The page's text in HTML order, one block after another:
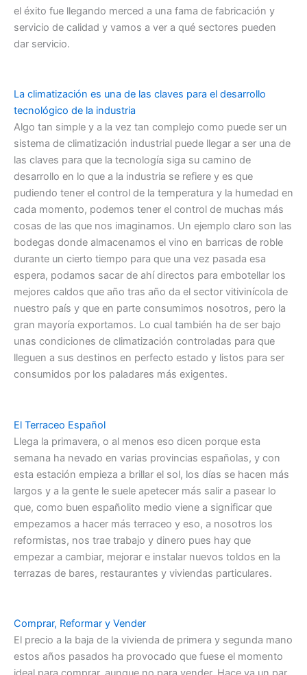
el éxito fue llegando merced a una fama de fabricación y
servicio de calidad y vamos a ver a qué sectores pueden
dar servicio.
La climatización es una de las claves para el desarrollo
tecnológico de la industria
Algo tan simple y a la vez tan complejo como puede ser un
sistema de climatización industrial puede llegar a ser una de
las claves para que la tecnología siga su camino de
desarrollo en lo que a la industria se refiere y es que
pudiendo tener el control de la temperatura y la humedad en
cada momento, podemos tener el control de muchas más
cosas de las que nos imaginamos. Un ejemplo claro son las
bodegas donde almacenamos el vino en barricas de roble
durante un cierto tiempo para que una vez pasada esa
espera, podamos sacar de ahí directos para embotellar los
mejores caldos que año tras año da el sector vitivinícola de
nuestro país y que en parte consumimos nosotros, pero la
gran mayoría exportamos. Lo cual también ha de ser bajo
unas condiciones de climatización controladas para que
lleguen a sus destinos en perfecto estado y listos para ser
consumidos por los paladares más exigentes.
El Terraceo Español
Llega la primavera, o al menos eso dicen porque esta
semana ha nevado en varias provincias españolas, y con
esta estación empieza a brillar el sol, los días se hacen más
largos y a la gente le suele apetecer más salir a pasear lo
que, como buen españolito medio viene a significar que
empezamos a hacer más terraceo y eso, a nosotros los
reformistas, nos trae trabajo y dinero pues hay que
empezar a cambiar, mejorar e instalar nuevos toldos en la
terrazas de bares, restaurantes y viviendas particulares.
Comprar, Reformar y Vender
El precio a la baja de la vivienda de primera y segunda mano
estos años pasados ha provocado que fuese el momento